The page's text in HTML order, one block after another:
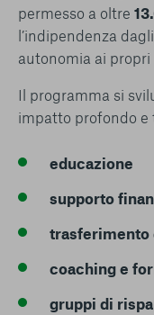
permesso a oltre
l’indipendenza
autonomia ai propri
Il programma si
impatto profondo e
educazione
supporto
trasferimento
coaching e
gruppi di